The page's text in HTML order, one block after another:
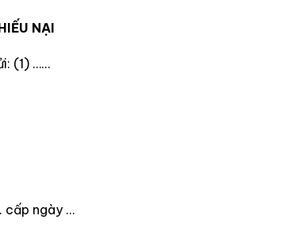
NẠI
(1) ……
cấp ngày …